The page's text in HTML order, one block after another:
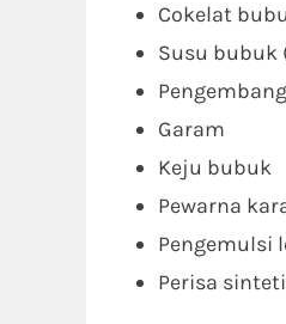
Cokelat
Susu bubuk
Pengembang
Garam
Keju bubuk
Pewarna
Pengemulsi
Perisa